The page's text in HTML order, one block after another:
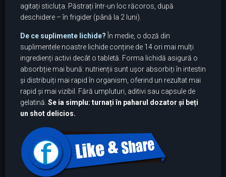
agitați sticluța. Păstrați într-un loc răcoros, după
deschidere – în frigider (până la 2 luni).
De ce suplimente lichide? În medie, o doză din
suplimentele noastre lichide conține de 14 ori mai mulți
ingredienți activi decât o tabletă. Forma lichidă asigură o
absorbție mai bună: nutrienții sunt ușor absorbiți în intestin
și distribuiți mai rapid în organism, oferind un rezultat mai
rapid și mai vizibil. Fără umpluturi, aditivi sau capsule de
gelatină. Se ia simplu: turnați în paharul dozator și beți
un shot delicios.